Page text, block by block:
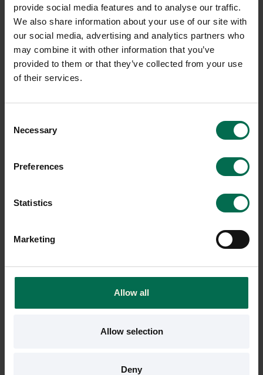
provide social media features and to analyse our traffic.
We also share information about your use of our site with
our social media, advertising and analytics partners who
may combine it with other information that you’ve
provided to them or that they’ve collected from your use
of their services.
Selection
Necessary
Preferences
Statistics
Marketing
Allow all
Allow selection
Deny
Begagnad
Konferensstol Tossberg
Hyr från19
Konferensstol Plus 375T
Sparar miljön ca 56 kg